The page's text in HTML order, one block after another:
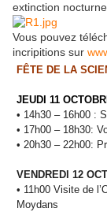
extinction
Vous pouvez
incripitions sur
FÊTE DE LA
JEUDI 11
• 14h30 – 16h00 :
• 17h00 – 18h30:
• 20h30 – 22h00:
VENDREDI 12
• 11h00 Visite de
Moydans